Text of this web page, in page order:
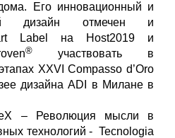
Его инновационный и
дизайн отмечен и
Label на Host2019 и
® участвовать в
XXVI Compasso d’Oro
дизайна ADI в Милане в
– Революция мысли в
технологий - Tecnologia